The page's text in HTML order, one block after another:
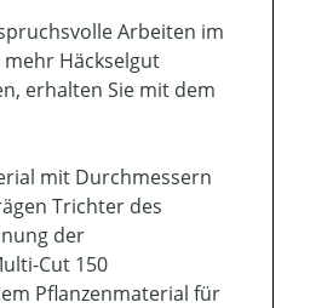
Arbeiten im
Häckselgut
erhalten Sie mit dem
mit Durchmessern
Trichter des
der
Cut 150
Pflanzenmaterial für